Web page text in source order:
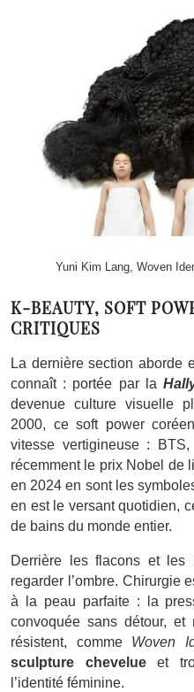
Yuni Kim Lang, Woven
K-BEAUTY, SOFT
CRITIQUES
La dernière section aborde
connaît : portée par la
devenue culture visuelle
2000, ce soft power
vitesse vertigineuse : BTS,
récemment le prix Nobel de
en 2024 en sont les
en est le versant quotidien,
de bains du monde entier.
Derrière les flacons et les
regarder l’ombre. Chirurgie
à la peau parfaite : la
convoquée sans détour,
résistent, comme Woven
sculpture chevelueet
l’identité féminine.